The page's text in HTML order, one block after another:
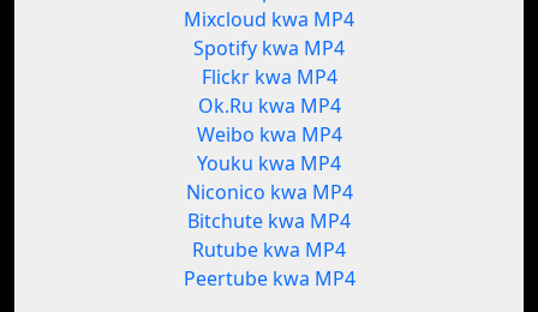
Mixcloud kwa MP4
Spotify kwa MP4
Flickr kwa MP4
Ok.Ru kwa MP4
Weibo kwa MP4
Youku kwa MP4
Niconico kwa MP4
Bitchute kwa MP4
Rutube kwa MP4
Peertube kwa MP4